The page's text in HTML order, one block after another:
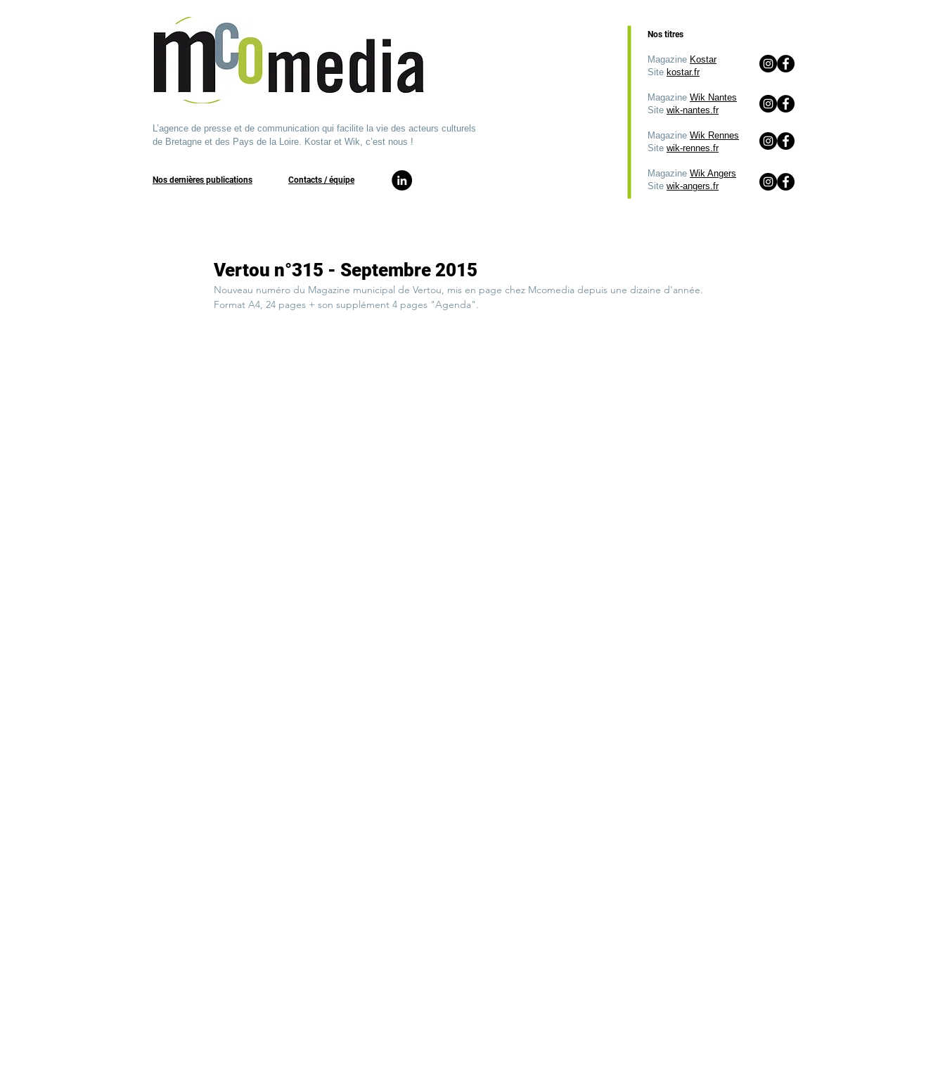
L’agence de presse et de communication qui facilite la vie des acteurs culturels
de Bretagne et des Pays de la Loire. Kostar et Wik, c’est nous !
Nos dernières publications ​Contacts / équipe​
Nos titres
Magazine Kostar
Site kostar.fr
Magazine Wik Nantes
Site wik-nantes.fr
Magazine Wik Rennes
Site wik-rennes.fr
Magazine Wik Angers
Site wik-angers.fr
Vertou n°315 - Septembre 2015
Nouveau numéro du Magazine municipal de Vertou, mis en page chez Mcomedia depuis une dizaine d'année.
Format A4, 24 pages + son supplément 4 pages "Agenda".